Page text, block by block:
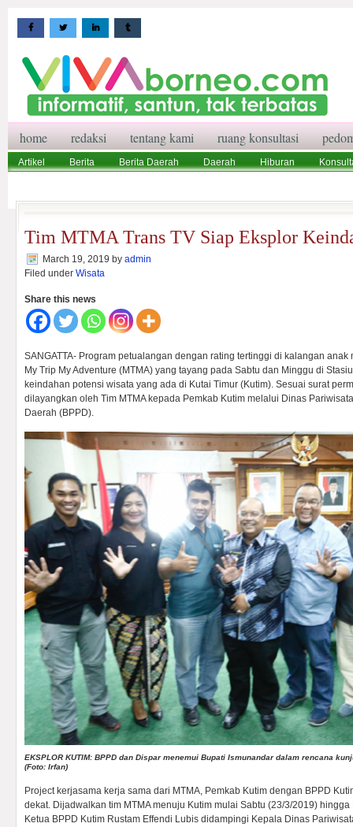
home redaksi tentang kami ruang konsultasi
Artikel Berita Berita Daerah Daerah Hiburan
Tim MTMA Trans TV Siap Eksplor
March 19, 2019 by admin
Filed under Wisata
Share this news
SANGATTA- Program petualangan dengan rating tertinggi di kalangan
My Trip My Adventure (MTMA) yang tayang pada Sabtu dan Minggu di
keindahan potensi wisata yang ada di Kutai Timur (Kutim). Sesuai surat
dilayangkan oleh Tim MTMA kepada Pemkab Kutim melalui Dinas
Daerah (BPPD).
EKSPLOR KUTIM: BPPD dan Dispar menemui Bupati Ismunandar dalam rencana
(Foto: Irfan)
Project kerjasama kerja sama dari MTMA, Pemkab Kutim dengan BPPD
dekat. Dijadwalkan tim MTMA menuju Kutim mulai Sabtu (23/3/2019)
Ketua BPPD Kutim Rustam Effendi Lubis didampingi Kepala Dinas